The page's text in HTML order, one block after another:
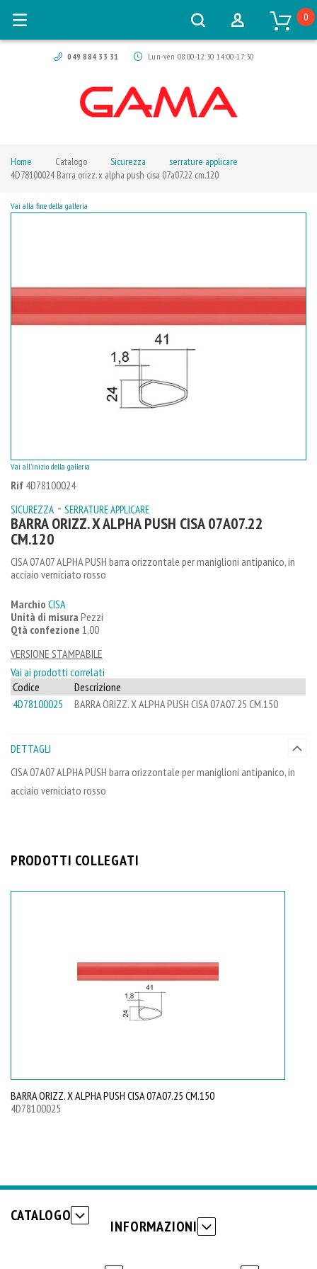
049 884 33 31 Lun-ven 08:00-12:30 14:00-17:30
0
Home Catalogo Sicurezza
serrature applicare
4D78100024 Barra orizz. x alpha push cisa 07a07.22 cm.120
Rif 4D78100024
SICUREZZA - SERRATURE APPLICARE
BARRA ORIZZ. X ALPHA PUSH CISA 07A07.22
CM.120
CISA 07A07 ALPHA PUSH barra orizzontale per maniglioni antipanico, in
acciaio verniciato rosso
Marchio CISA
Unità di misura Pezzi
Qtà confezione 1,00
VERSIONE STAMPABILE
Vai ai prodotti correlati
Codice
Descrizione
4D78100025
BARRA ORIZZ. X ALPHA PUSH CISA 07A07.25 CM.150
Vai alla fine della galleria
Vai all'inizio della galleria
DETTAGLI
CISA 07A07 ALPHA PUSH barra orizzontale per maniglioni antipanico, in
acciaio verniciato rosso
PRODOTTI COLLEGATI
BARRA ORIZZ. X ALPHA PUSH CISA 07A07.25 CM.150
4D78100025
CATALOGO
INFORMAZIONI